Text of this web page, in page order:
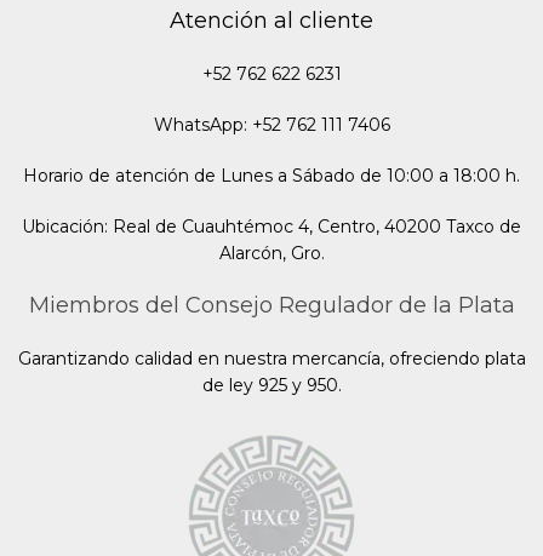
Atención al cliente
+52 762 622 6231
WhatsApp: +52 762 111 7406
Horario de atención de Lunes a Sábado de 10:00 a 18:00 h.
Ubicación: Real de Cuauhtémoc 4, Centro, 40200 Taxco de
Alarcón, Gro.
Miembros del Consejo Regulador de la Plata
Garantizando calidad en nuestra mercancía, ofreciendo plata
de ley 925 y 950.